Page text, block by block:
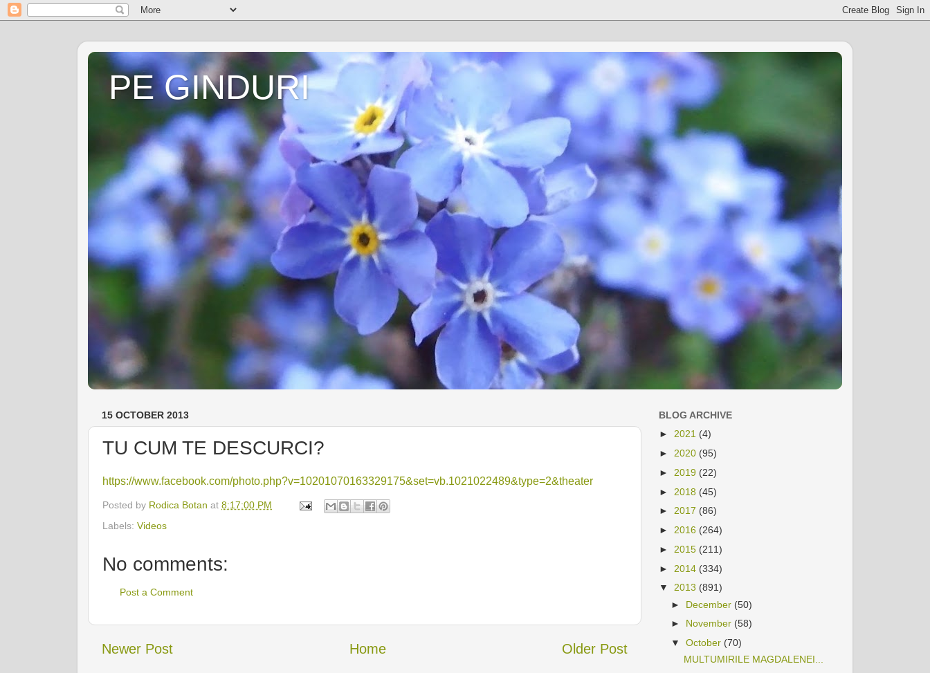
PE GINDURI
15 OCTOBER 2013
TU CUM TE DESCURCI?
https://www.facebook.com/photo.php?v=10201070163329175&set=vb.1021022489&type=2&theater
Posted by Rodica Botan at 8:17:00 PM
Labels: Videos
No comments:
Post a Comment
Newer Post Older Post
Home
BLOG ARCHIVE
► 2021 (4)
► 2020 (95)
► 2019 (22)
► 2018 (45)
► 2017 (86)
► 2016 (264)
► 2015 (211)
► 2014 (334)
▼ 2013 (891)
► December (50)
► November (58)
▼October (70)
MULTUMIRILE MAGDALENEI...